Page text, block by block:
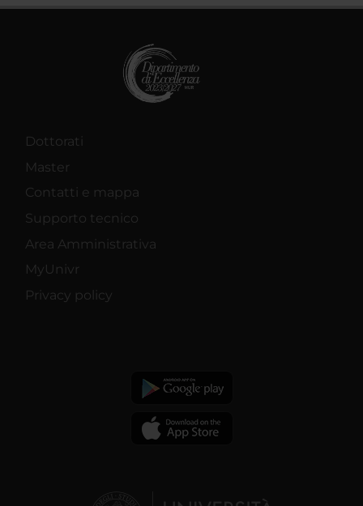
Dottorati
Master
Contatti e mappa
Supporto tecnico
Area Amministrativa
MyUnivr
Privacy policy